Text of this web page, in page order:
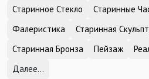
Старинное Стекло Старинные
Фалеристика
Старинная
Старинная Бронза
Пейзаж
Далее...